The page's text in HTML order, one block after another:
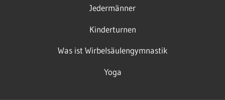
Jedermänner
Kinderturnen
Was ist Wirbelsäulengymnastik
Yoga